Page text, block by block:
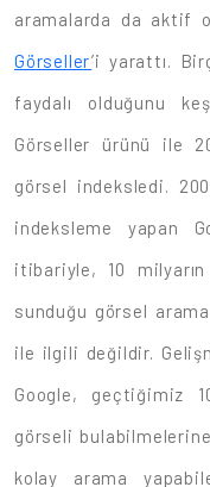
aramalarda da aktif
Görseller’i yarattı.
faydalı olduğunu
Görseller ürünü ile
görsel indeksledi.
indeksleme yapan
itibariyle, 10 milyarın
sunduğu görsel
ile ilgili değildir.
Google, geçtiğimiz
görseli bulabilmelerine
kolay arama